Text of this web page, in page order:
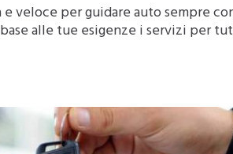
e veloce per guidare auto sempre
alle tue esigenze i servizi per